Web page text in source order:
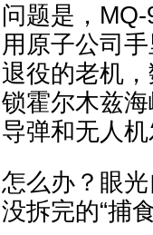
问题是，
用原子公司
退役的老机
锁霍尔木兹
导弹和无人
怎么办？眼
没拆完的“捕